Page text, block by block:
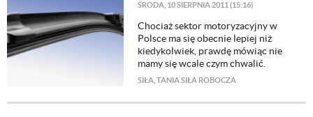
ŚRODA, 10 SIERPNIA 2011 (15:16)
Chociaż sektor motoryzacyjny w
Polsce ma się obecnie lepiej niż
kiedykolwiek, prawdę mówiąc nie
mamy się wcale czym chwalić.
SIŁA TANIA SIŁA ROBOCZA